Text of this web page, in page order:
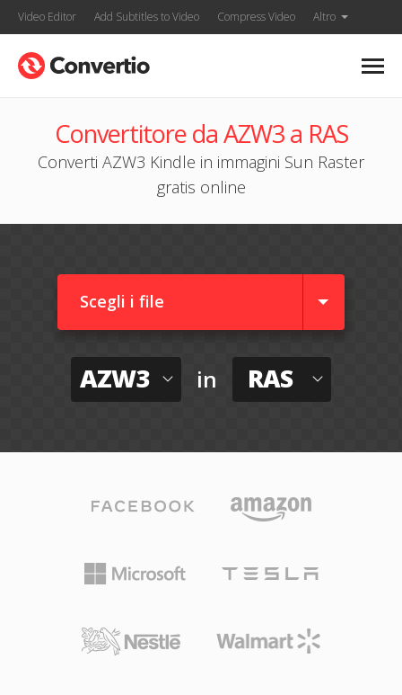
Video Editor Add Subtitles to Video Compress Video Altro
Convertitore da AZW3 a RAS
Converti AZW3 Kindle in immagini Sun Raster
gratis online
Scegli i file
AZW3 in RAS